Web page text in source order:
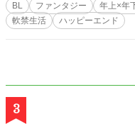
BL ファンタジー 年上×年
軟禁生活
ハッピーエンド
3